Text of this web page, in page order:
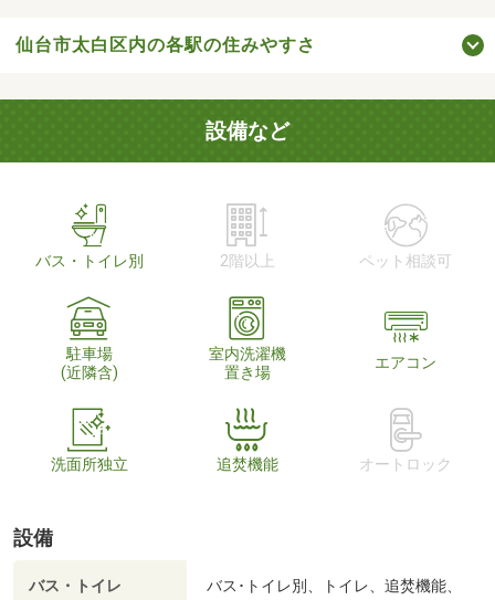
仙台市太白区内の各駅の住みやすさ
設備など
バス・トイレ別 2階以上 ペット相談可
駐車場
(近隣含)
室内洗濯機
置き場
エアコン
洗面所独立 追焚機能 オートロック
設備
バス・トイレ
バス･トイレ別、トイレ、追焚機能、